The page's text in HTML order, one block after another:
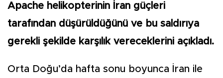
Apache helikopterinin İran güçleri
tarafından düşürüldüğünü ve bu saldırıya
gerekli şekilde karşılık vereceklerini açıkladı.
Orta Doğu’da hafta sonu boyunca İran ile